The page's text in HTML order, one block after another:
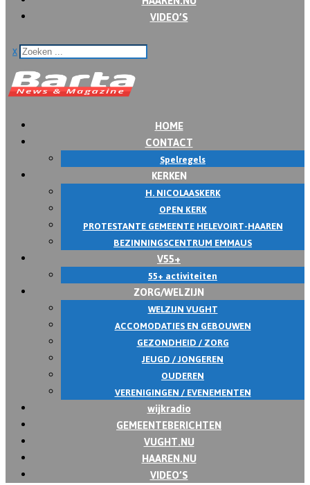
VIDEO’S
x
HOME
CONTACT
Spelregels
KERKEN
H. NICOLAASKERK
OPEN KERK
PROTESTANTE GEMEENTE HELEVOIRT-HAAREN
BEZINNINGSCENTRUM EMMAUS
V55+
55+ activiteiten
ZORG/WELZIJN
WELZIJN VUGHT
ACCOMODATIES EN GEBOUWEN
GEZONDHEID / ZORG
JEUGD / JONGEREN
OUDEREN
VERENIGINGEN / EVENEMENTEN
wijkradio
GEMEENTEBERICHTEN
VUGHT.NU
HAAREN.NU
VIDEO’S